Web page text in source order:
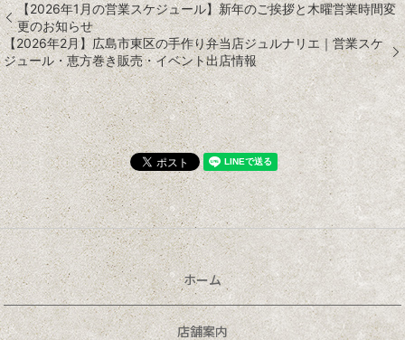
【2026年1月の営業スケジュール】新年のご挨拶と木曜営業時間変
更のお知らせ
【2026年2月】広島市東区の手作り弁当店ジュルナリエ｜営業スケ
ジュール・恵方巻き販売・イベント出店情報
ホーム
店舗案内